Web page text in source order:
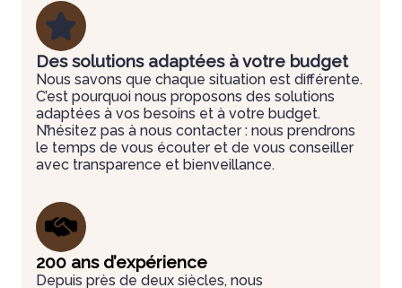
Des solutions adaptées à votre budget
Nous savons que chaque situation est différente.
C’est pourquoi nous proposons des solutions
adaptées à vos besoins et à votre budget.
N’hésitez pas à nous contacter : nous prendrons
le temps de vous écouter et de vous conseiller
avec transparence et bienveillance.
200 ans d’expérience
Depuis près de deux siècles, nous